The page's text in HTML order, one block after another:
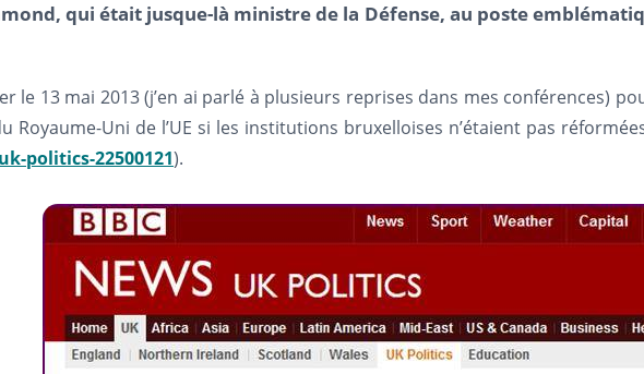
qui était jusque-là ministre de la Défense, au poste
le 13 mai 2013 (j’en ai parlé à plusieurs reprises dans mes conférences)
Uni de l’UE si les institutions bruxelloises n’étaient pas
politics-22500121).